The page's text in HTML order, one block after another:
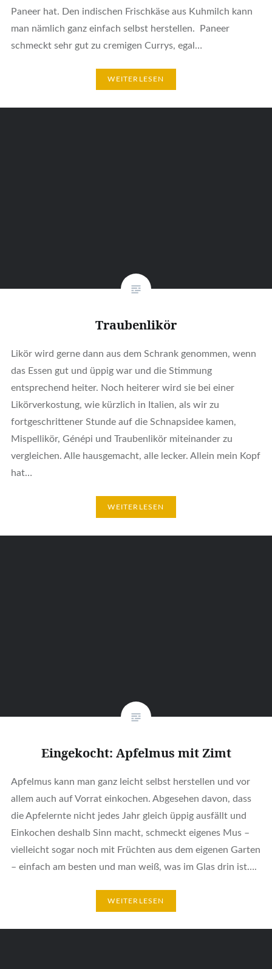
Paneer hat. Den indischen Frischkäse aus Kuhmilch kann
man nämlich ganz einfach selbst herstellen. Paneer
schmeckt sehr gut zu cremigen Currys, egal…
WEITERLESEN
Traubenlikör
Likör wird gerne dann aus dem Schrank genommen, wenn
das Essen gut und üppig war und die Stimmung
entsprechend heiter. Noch heiterer wird sie bei einer
Likörverkostung, wie kürzlich in Italien, als wir zu
fortgeschrittener Stunde auf die Schnapsidee kamen,
Mispellikör, Génépi und Traubenlikör miteinander zu
vergleichen. Alle hausgemacht, alle lecker. Allein mein Kopf
hat…
WEITERLESEN
Eingekocht: Apfelmus mit Zimt
Apfelmus kann man ganz leicht selbst herstellen und vor
allem auch auf Vorrat einkochen. Abgesehen davon, dass
die Apfelernte nicht jedes Jahr gleich üppig ausfällt und
Einkochen deshalb Sinn macht, schmeckt eigenes Mus –
vielleicht sogar noch mit Früchten aus dem eigenen Garten
– einfach am besten und man weiß, was im Glas drin ist….
WEITERLESEN